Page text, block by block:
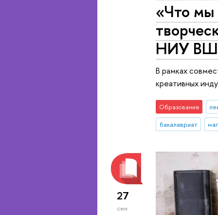
«Что мы
НИУ
В рамках
креативных
Образование
бакалавриат
27
сен